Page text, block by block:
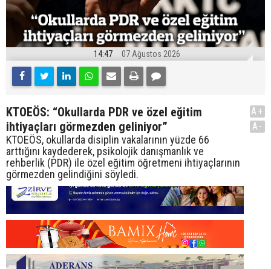
14:47 07 Ağustos 2026
KTOEÖS: “Okullarda PDR ve özel eğitim
ihtiyaçları görmezden geliniyor”
KTOEÖS, okullarda disiplin vakalarının yüzde 66
arttığını kaydederek, psikolojik danışmanlık ve
rehberlik (PDR) ile özel eğitim öğretmeni ihtiyaçlarının
görmezden gelindiğini söyledi.
A+
A-